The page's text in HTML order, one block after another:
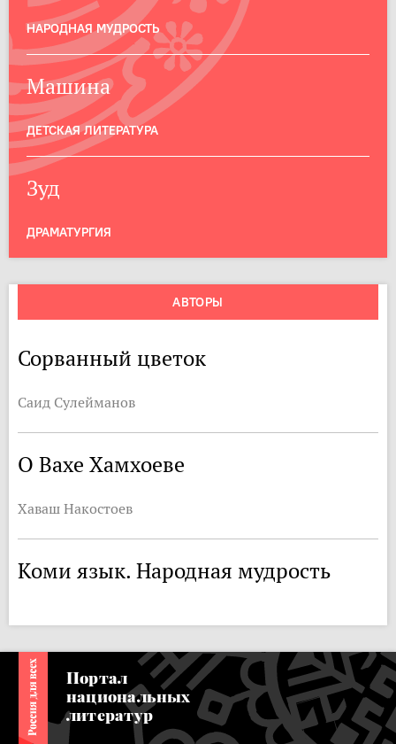
НАРОДНАЯ МУДРОСТЬ
Машина
ДЕТСКАЯ ЛИТЕРАТУРА
Зуд
ДРАМАТУРГИЯ
АВТОРЫ
Сорванный цветок
Саид Сулейманов
О Вахе Хамхоеве
Хаваш Накостоев
Коми язык. Народная мудрость
Портал
национальных
литератур